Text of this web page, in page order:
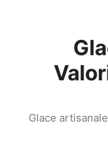
Glace